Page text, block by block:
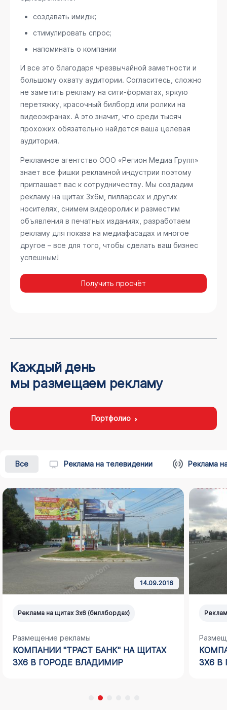
создавать имидж;
стимулировать спрос;
напоминать о компании
И все это благодаря чрезвычайной заметности и
большому охвату аудитории. Согласитесь, сложно
не заметить рекламу на сити-форматах, яркую
перетяжку, красочный билборд или ролики на
видеоэкранах. А это значит, что среди тысяч
прохожих обязательно найдется ваша целевая
аудитория.
Рекламное агентство ООО «Регион Медиа Групп»
знает все фишки рекламной индустрии поэтому
приглашает вас к сотрудничеству. Мы создадим
рекламу на щитах 3х6м, пилларсах и других
носителях, снимем видеоролик и разместим
объявления в печатных изданиях, разработаем
рекламу для показа на медиафасадах и многое
другое – все для того, чтобы сделать ваш бизнес
успешным!
Получить просчёт
Каждый день
мы размещаем рекламу
Портфолио
Все Реклама на телевидении Реклама
14.09.2016
Реклама на щитах 3х6 (биллбордах)
Размещение рекламы
КОМПАНИИ "ТРАСТ БАНК" НА ЩИТАХ
3Х6 В ГОРОДЕ ВЛАДИМИР
3Х6